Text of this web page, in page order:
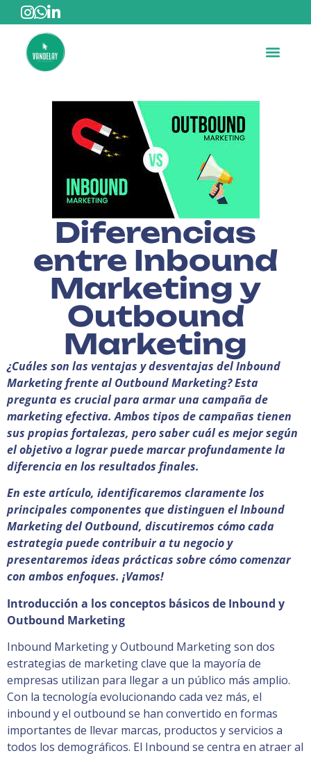
Diferencias
entre Inbound
Marketing y
Outbound
Marketing
¿Cuáles son las ventajas y desventajas del Inbound
Marketing frente al Outbound Marketing? Esta
pregunta es crucial para armar una campaña de
marketing efectiva. Ambos tipos de campañas tienen
sus propias fortalezas, pero saber cuál es mejor según
el objetivo a lograr puede marcar profundamente la
diferencia en los resultados finales.
En este artículo, identificaremos claramente los
principales componentes que distinguen el Inbound
Marketing del Outbound, discutiremos cómo cada
estrategia puede contribuir a tu negocio y
presentaremos ideas prácticas sobre cómo comenzar
con ambos enfoques. ¡Vamos!
Introducción a los conceptos básicos de Inbound y
Outbound Marketing
Inbound Marketing y Outbound Marketing son dos
estrategias de marketing clave que la mayoría de
empresas utilizan para llegar a un público más amplio.
Con la tecnología evolucionando cada vez más, el
inbound y el outbound se han convertido en formas
importantes de llevar marcas, productos y servicios a
todos los demográficos. El Inbound se centra en atraer al